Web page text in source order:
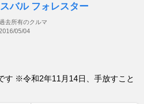
スバル フォレスター
去所有のクルマ
2016/05/04
す ※令和2年11月14日、手放すこと